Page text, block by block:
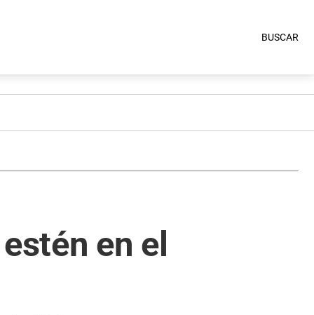
BUSCAR
en el